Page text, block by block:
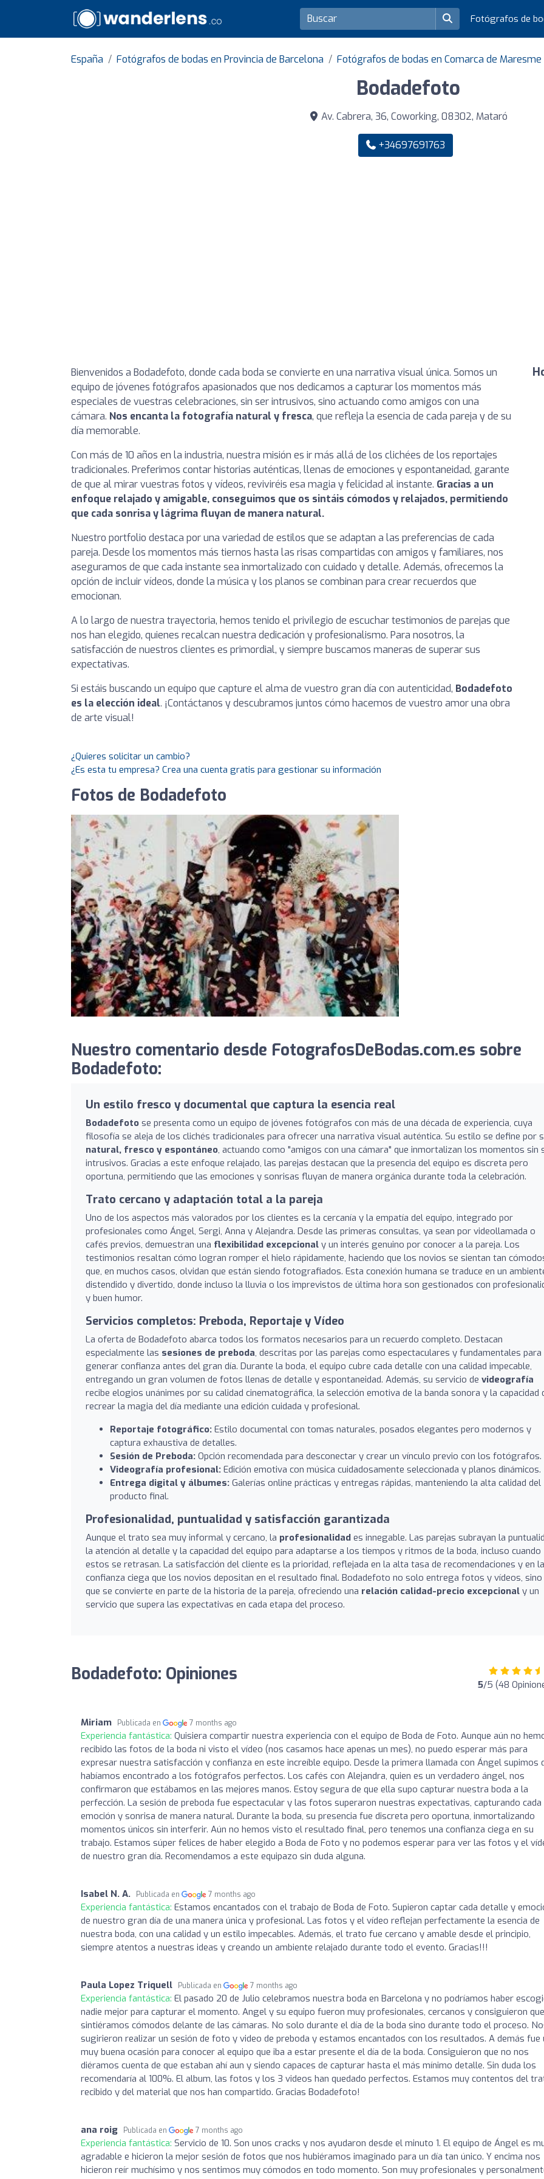
Fotógrafos de
España Fotógrafos de bodas en Provincia de Barcelona Fotógrafos de bodas en Comarca de Maresme
Bodadefoto
Av. Cabrera, 36, Coworking, 08302, Mataró
+34697691763
Bienvenidos a Bodadefoto, donde cada boda se convierte en una narrativa visual única. Somos un
equipo de jóvenes fotógrafos apasionados que nos dedicamos a capturar los momentos más
especiales de vuestras celebraciones, sin ser intrusivos, sino actuando como amigos con una
cámara. Nos encanta la fotografía natural y fresca, que refleja la esencia de cada pareja y de su
día memorable.
Con más de 10 años en la industria, nuestra misión es ir más allá de los clichées de los reportajes
tradicionales. Preferimos contar historias auténticas, llenas de emociones y espontaneidad, garante
de que al mirar vuestras fotos y vídeos, reviviréis esa magia y felicidad al instante. Gracias a un
enfoque relajado y amigable, conseguimos que os sintáis cómodos y relajados, permitiendo
que cada sonrisa y lágrima fluyan de manera natural.
Nuestro portfolio destaca por una variedad de estilos que se adaptan a las preferencias de cada
pareja. Desde los momentos más tiernos hasta las risas compartidas con amigos y familiares, nos
aseguramos de que cada instante sea inmortalizado con cuidado y detalle. Además, ofrecemos la
opción de incluir vídeos, donde la música y los planos se combinan para crear recuerdos que
emocionan.
A lo largo de nuestra trayectoria, hemos tenido el privilegio de escuchar testimonios de parejas que
nos han elegido, quienes recalcan nuestra dedicación y profesionalismo. Para nosotros, la
satisfacción de nuestros clientes es primordial, y siempre buscamos maneras de superar sus
expectativas.
Si estáis buscando un equipo que capture el alma de vuestro gran día con autenticidad, Bodadefoto
es la elección ideal. ¡Contáctanos y descubramos juntos cómo hacemos de vuestro amor una obra
de arte visual!
¿Quieres solicitar un cambio?
¿Es esta tu empresa? Crea una cuenta gratis para gestionar su información
Fotos de Bodadefoto
Nuestro comentario desde FotografosDeBodas.com.es sobre
Bodadefoto:
Un estilo fresco y documental que captura la esencia real
Bodadefoto se presenta como un equipo de jóvenes fotógrafos con más de una década de experiencia, cuya
filosofía se aleja de los clichés tradicionales para ofrecer una narrativa visual auténtica. Su estilo se define por
natural, fresco y espontáneo, actuando como "amigos con una cámara" que inmortalizan los momentos sin
intrusivos. Gracias a este enfoque relajado, las parejas destacan que la presencia del equipo es discreta pero
oportuna, permitiendo que las emociones y sonrisas fluyan de manera orgánica durante toda la celebración.
Trato cercano y adaptación total a la pareja
Uno de los aspectos más valorados por los clientes es la cercanía y la empatía del equipo, integrado por
profesionales como Ángel, Sergi, Anna y Alejandra. Desde las primeras consultas, ya sean por videollamada o
cafés previos, demuestran una flexibilidad excepcional y un interés genuino por conocer a la pareja. Los
testimonios resaltan cómo logran romper el hielo rápidamente, haciendo que los novios se sientan tan
que, en muchos casos, olvidan que están siendo fotografiados. Esta conexión humana se traduce en un
distendido y divertido, donde incluso la lluvia o los imprevistos de última hora son gestionados con
y buen humor.
Servicios completos: Preboda, Reportaje y Vídeo
La oferta de Bodadefoto abarca todos los formatos necesarios para un recuerdo completo. Destacan
especialmente las sesiones de preboda, descritas por las parejas como espectaculares y fundamentales para
generar confianza antes del gran día. Durante la boda, el equipo cubre cada detalle con una calidad impecable,
entregando un gran volumen de fotos llenas de detalle y espontaneidad. Además, su servicio de videografía
recibe elogios unánimes por su calidad cinematográfica, la selección emotiva de la banda sonora y la capacidad
recrear la magia del día mediante una edición cuidada y profesional.
Reportaje fotográfico: Estilo documental con tomas naturales, posados elegantes pero modernos y
captura exhaustiva de detalles.
Sesión de Preboda: Opción recomendada para desconectar y crear un vínculo previo con los fotógrafos.
Videografía profesional: Edición emotiva con música cuidadosamente seleccionada y planos dinámicos.
Entrega digital y álbumes: Galerías online prácticas y entregas rápidas, manteniendo la alta calidad del
producto final.
Profesionalidad, puntualidad y satisfacción garantizada
Aunque el trato sea muy informal y cercano, la profesionalidad es innegable. Las parejas subrayan la
la atención al detalle y la capacidad del equipo para adaptarse a los tiempos y ritmos de la boda, incluso cuando
estos se retrasan. La satisfacción del cliente es la prioridad, reflejada en la alta tasa de recomendaciones y en la
confianza ciega que los novios depositan en el resultado final. Bodadefoto no solo entrega fotos y vídeos, sino
que se convierte en parte de la historia de la pareja, ofreciendo una relación calidad-precio excepcional y un
servicio que supera las expectativas en cada etapa del proceso.
Bodadefoto: Opiniones 5/5 (48
Miriam Publicada en 7 months ago
Experiencia fantástica: Quisiera compartir nuestra experiencia con el equipo de Boda de Foto. Aunque aún no
recibido las fotos de la boda ni visto el vídeo (nos casamos hace apenas un mes), no puedo esperar más para
expresar nuestra satisfacción y confianza en este increíble equipo. Desde la primera llamada con Ángel supimos
habíamos encontrado a los fotógrafos perfectos. Los cafés con Alejandra, quien es un verdadero ángel, nos
confirmaron que estábamos en las mejores manos. Estoy segura de que ella supo capturar nuestra boda a la
perfección. La sesión de preboda fue espectacular y las fotos superaron nuestras expectativas, capturando cada
emoción y sonrisa de manera natural. Durante la boda, su presencia fue discreta pero oportuna, inmortalizando
momentos únicos sin interferir. Aún no hemos visto el resultado final, pero tenemos una confianza ciega en su
trabajo. Estamos súper felices de haber elegido a Boda de Foto y no podemos esperar para ver las fotos y el
de nuestro gran día. Recomendamos a este equipazo sin duda alguna.
Isabel N. A. Publicada en 7 months ago
Experiencia fantástica: Estamos encantados con el trabajo de Boda de Foto. Supieron captar cada detalle y
de nuestro gran día de una manera única y profesional. Las fotos y el vídeo reflejan perfectamente la esencia de
nuestra boda, con una calidad y un estilo impecables. Además, el trato fue cercano y amable desde el principio,
siempre atentos a nuestras ideas y creando un ambiente relajado durante todo el evento. Gracias!!!
Paula Lopez Triquell Publicada en 7 months ago
Experiencia fantástica: El pasado 20 de Julio celebramos nuestra boda en Barcelona y no podríamos haber
nadie mejor para capturar el momento. Angel y su equipo fueron muy profesionales, cercanos y consiguieron
sintiéramos cómodos delante de las cámaras. No solo durante el día de la boda sino durante todo el proceso.
sugirieron realizar un sesión de foto y video de preboda y estamos encantados con los resultados. A demás fue
muy buena ocasión para conocer al equipo que iba a estar presente el día de la boda. Consiguieron que no nos
diéramos cuenta de que estaban ahí aun y siendo capaces de capturar hasta el más mínimo detalle. Sin duda los
recomendaría al 100%. El album, las fotos y los 3 videos han quedado perfectos. Estamos muy contentos del
recibido y del material que nos han compartido. Gracias Bodadefoto!
ana roig Publicada en 7 months ago
Experiencia fantástica: Servicio de 10. Son unos cracks y nos ayudaron desde el minuto 1. El equipo de Ángel es
agradable e hicieron la mejor sesión de fotos que nos hubiéramos imaginado para un día tan único. Y encima nos
hicieron reír muchísimo y nos sentimos muy cómodos en todo momento. Son muy profesionales y